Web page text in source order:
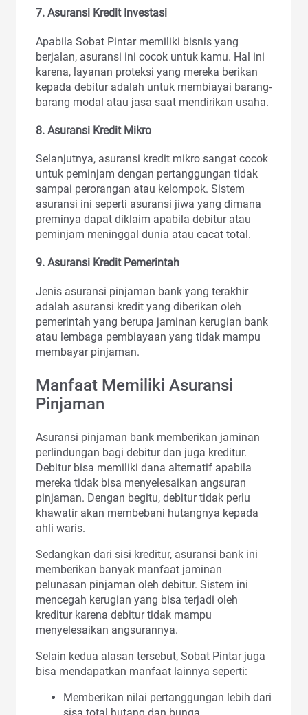
7. Asuransi Kredit Investasi
Apabila Sobat Pintar memiliki bisnis yang
berjalan, asuransi ini cocok untuk kamu. Hal ini
karena, layanan proteksi yang mereka berikan
kepada debitur adalah untuk membiayai barang-
barang modal atau jasa saat mendirikan usaha.
8. Asuransi Kredit Mikro
Selanjutnya, asuransi kredit mikro sangat cocok
untuk peminjam dengan pertanggungan tidak
sampai perorangan atau kelompok. Sistem
asuransi ini seperti asuransi jiwa yang dimana
preminya dapat diklaim apabila debitur atau
peminjam meninggal dunia atau cacat total.
9. Asuransi Kredit Pemerintah
Jenis asuransi pinjaman bank yang terakhir
adalah asuransi kredit yang diberikan oleh
pemerintah yang berupa jaminan kerugian bank
atau lembaga pembiayaan yang tidak mampu
membayar pinjaman.
Manfaat Memiliki Asuransi
Pinjaman
Asuransi pinjaman bank memberikan jaminan
perlindungan bagi debitur dan juga kreditur.
Debitur bisa memiliki dana alternatif apabila
mereka tidak bisa menyelesaikan angsuran
pinjaman. Dengan begitu, debitur tidak perlu
khawatir akan membebani hutangnya kepada
ahli waris.
Sedangkan dari sisi kreditur, asuransi bank ini
memberikan banyak manfaat jaminan
pelunasan pinjaman oleh debitur. Sistem ini
mencegah kerugian yang bisa terjadi oleh
kreditur karena debitur tidak mampu
menyelesaikan angsurannya.
Selain kedua alasan tersebut, Sobat Pintar juga
bisa mendapatkan manfaat lainnya seperti:
Memberikan nilai pertanggungan lebih dari
sisa total hutang dan bunga.